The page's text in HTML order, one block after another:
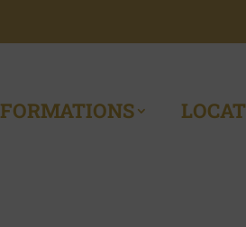
FORMATIONS